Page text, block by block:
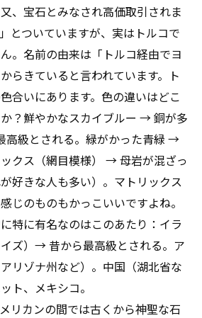
、宝石とみなされ高価取引されま
とついていますが、実はトルコで
。名前の由来は「トルコ経由でヨ
らきていると言われています。ト
合いにあります。色の違いはどこ
？鮮やかなスカイブルー → 銅が多
高級とされる。緑がかった青緑 →
クス（網目模様） → 母岩が混ざっ
好きな人も多い）。マトリックス
じのものもかっこいいですよね。
特に有名なのはこのあたり：イラ
ズ）→ 昔から最高級とされる。ア
リゾナ州など）。中国（湖北省な
ト、メキシコ。
リカンの間では古くから神聖な石